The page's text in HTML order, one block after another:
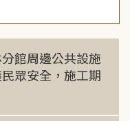
分館周邊公共設施
眾安全，施工期